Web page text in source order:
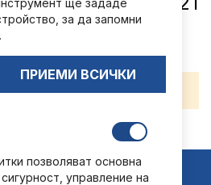
Pintu Baja
Seluma'
не даде резултати.
ще зададе
за да запомни
ПРИЕМИ ВСИЧКИ
позволяват основна
управление на